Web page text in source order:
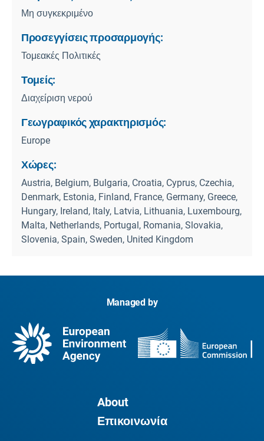
Μη συγκεκριμένο
Προσεγγίσεις προσαρμογής:
Τομεακές Πολιτικές
Τομείς:
Διαχείριση νερού
Γεωγραφικός χαρακτηρισμός:
Europe
Χώρες:
Austria, Belgium, Bulgaria, Croatia, Cyprus, Czechia,
Denmark, Estonia, Finland, France, Germany, Greece,
Hungary, Ireland, Italy, Latvia, Lithuania, Luxembourg,
Malta, Netherlands, Portugal, Romania, Slovakia,
Slovenia, Spain, Sweden, United Kingdom
Managed by
About
Επικοινωνία